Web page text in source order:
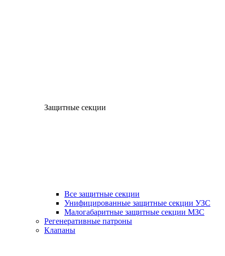
Защитные секции
Все защитные секции
Унифицированные защитные секции УЗС
Малогабаритные защитные секции МЗС
Регенеративные патроны
Клапаны